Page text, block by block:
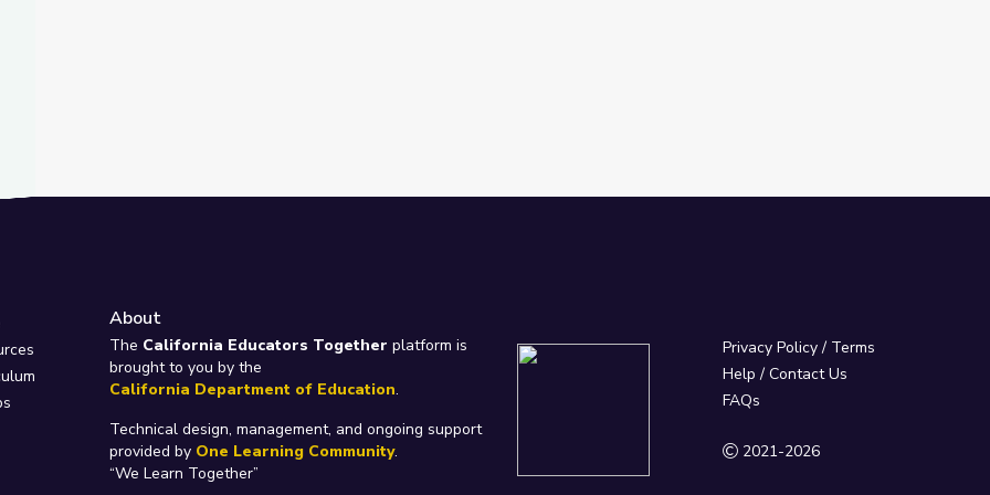
About
The California Educators Together platform is
brought to you by the
California Department of Education.
Technical design, management, and ongoing support
provided by One Learning Community.
“We Learn Together”
Privacy Policy/ Terms
Help / Contact Us
FAQs
2021-2026